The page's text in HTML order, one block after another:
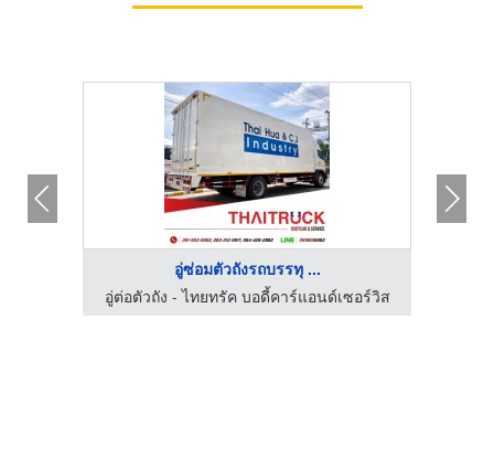
อู่ซ่อมตัวถังรถบรรทุ ...
อู่ต่อตัวถัง - ไทยทรัค บอดี้คาร์แอนด์เซอร์วิส